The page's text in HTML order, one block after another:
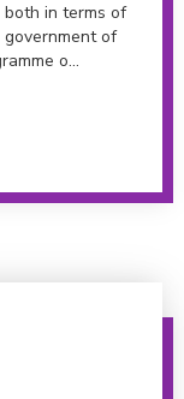
in terms of
of
o...